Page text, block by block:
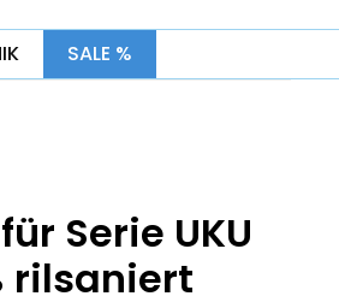
SALE %
Serie UKU
rilsaniert